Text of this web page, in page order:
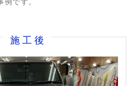
です。
施工後